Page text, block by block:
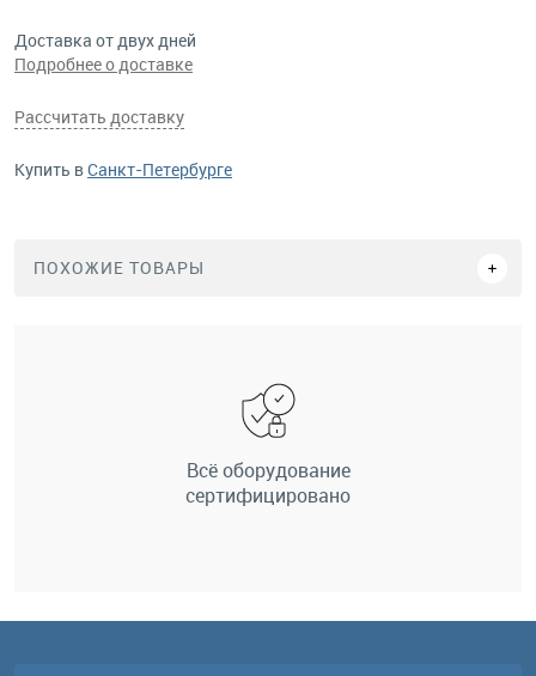
Доставка от двух дней
Подробнее о доставке
Рассчитать доставку
Купить вСанкт-Петербурге
ПОХОЖИЕ ТОВАРЫ
Всё оборудование
сертифицировано